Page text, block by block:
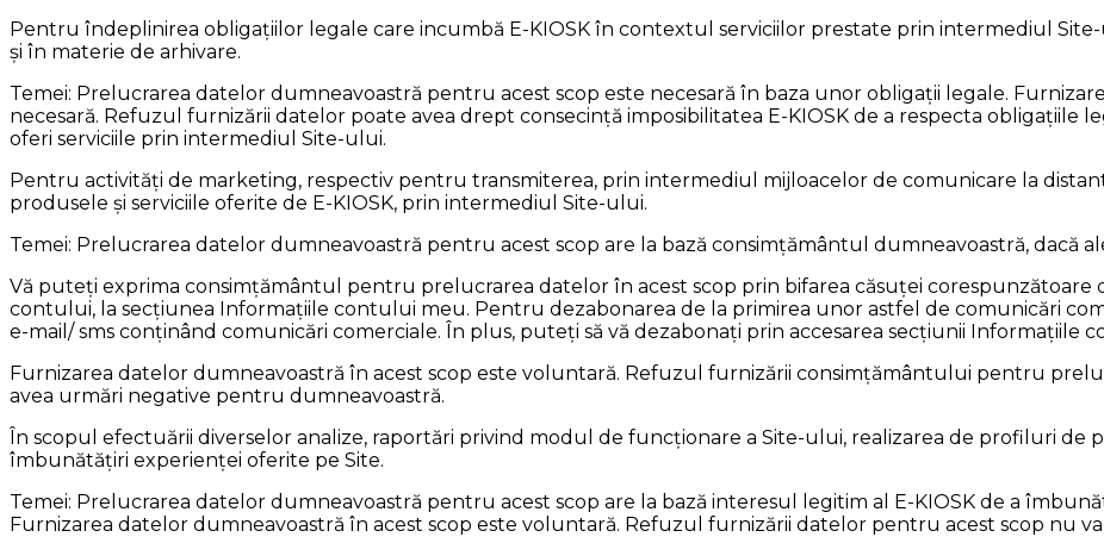
Pentru îndeplinirea obligațiilor legale care incumbă E-KIOSK în contextul serviciilor prestate prin intermediul
și în materie de arhivare.
Temei: Prelucrarea datelor dumneavoastră pentru acest scop este necesară în baza unor obligații legale.
necesară. Refuzul furnizării datelor poate avea drept consecință imposibilitatea E-KIOSK de a respecta obligațiile
oferi serviciile prin intermediul Site-ului.
Pentru activități de marketing, respectiv pentru transmiterea, prin intermediul mijloacelor de comunicare la
produsele şi serviciile oferite de E-KIOSK, prin intermediul Site-ului.
Temei: Prelucrarea datelor dumneavoastră pentru acest scop are la bază consimțământul dumneavoastră, dacă
Vă puteți exprima consimțământul pentru prelucrarea datelor în acest scop prin bifarea căsuței
contului, la secțiunea Informațiile contului meu. Pentru dezabonarea de la primirea unor astfel de comunicări
e-mail/ sms conținând comunicări comerciale. În plus, puteți să vă dezabonați prin accesarea secțiunii Informațiile
Furnizarea datelor dumneavoastră în acest scop este voluntară. Refuzul furnizării consimțământului pentru
avea urmări negative pentru dumneavoastră.
În scopul efectuării diverselor analize, raportări privind modul de funcționare a Site-ului, realizarea de profiluri de
îmbunătățiri experienței oferite pe Site.
Temei: Prelucrarea datelor dumneavoastră pentru acest scop are la bază interesul legitim al E-KIOSK de a
Furnizarea datelor dumneavoastră în acest scop este voluntară. Refuzul furnizării datelor pentru acest scop nu